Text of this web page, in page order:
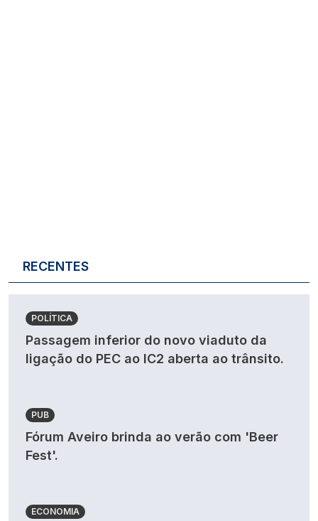
RECENTES
POLÍTICA
Passagem inferior do novo viaduto da
ligação do PEC ao IC2 aberta ao trânsito.
PUB
Fórum Aveiro brinda ao verão com 'Beer
Fest'.
ECONOMIA